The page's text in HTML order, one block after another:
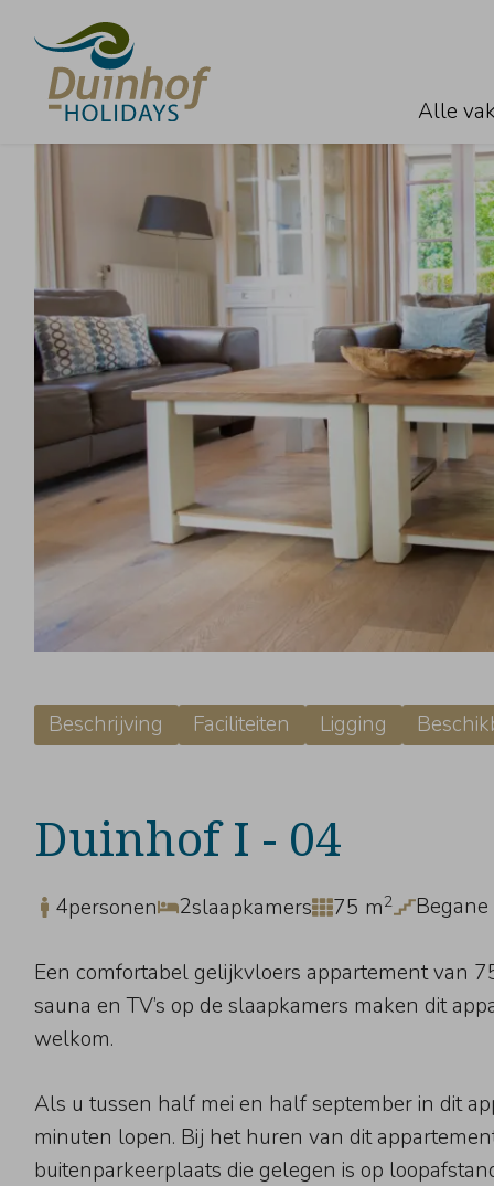
Alle
Beschrijving Faciliteiten Ligging
Duinhof I - 04
4personen 2slaapkamers 75 m2
Een comfortabel gelijkvloers appartement van
sauna en TV’s op de slaapkamers maken dit
welkom.
Als u tussen half mei en half september in dit
minuten lopen. Bij het huren van dit
buitenparkeerplaats die gelegen is op